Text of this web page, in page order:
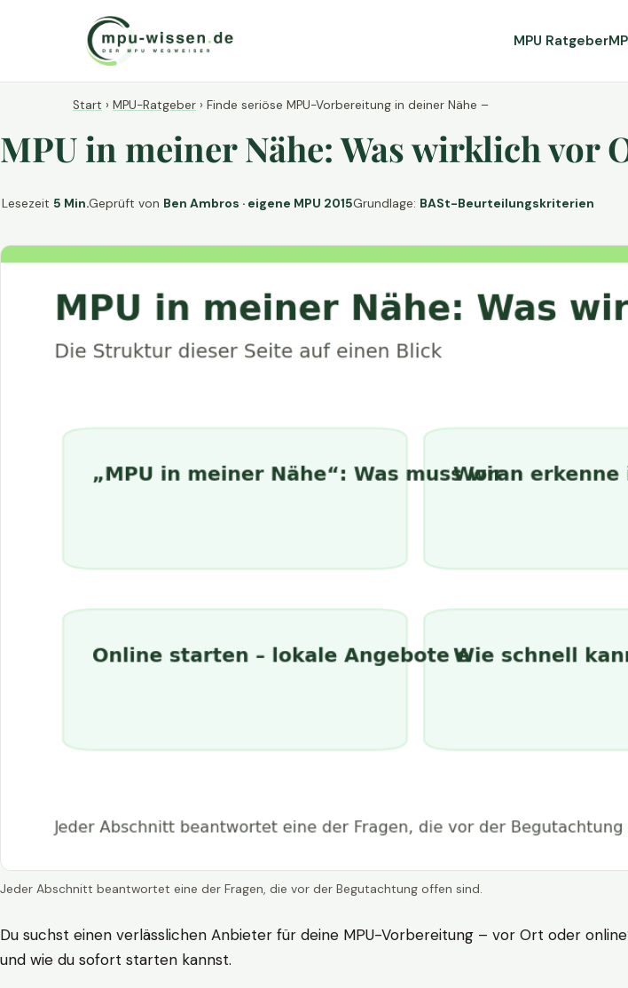
MPU Ratgeber
Start › MPU-Ratgeber › Finde seriöse MPU-Vorbereitung in deiner Nähe –
MPU in meiner Nähe: Was wirklich vor
Lesezeit 5 Min.Geprüft von Ben Ambros · eigene MPU 2015Grundlage: BASt-Beurteilungskriterien
Jeder Abschnitt beantwortet eine der Fragen, die vor der Begutachtung offen sind.
Du suchst einen verlässlichen Anbieter für deine MPU-Vorbereitung – vor Ort oder
und wie du sofort starten kannst.